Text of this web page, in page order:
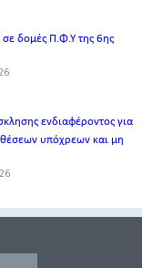
σε δομές Π.Φ.Υ της 6ης
ενδιαφέροντος για
υπόχρεων και μη